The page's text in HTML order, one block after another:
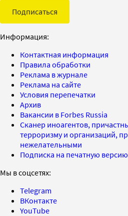
Подписаться
Информация:
Контактная информация
Правила обработки
Реклама в журнале
Реклама на сайте
Условия перепечатки
Архив
Вакансии в Forbes Russia
Сканер иноагентов,
терроризму и организаций,
нежелательными
Подписка на печатную
Мы в соцсетях:
Telegram
ВКонтакте
YouTube